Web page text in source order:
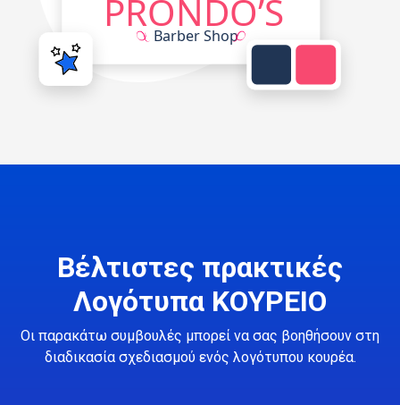
Βέλτιστες πρακτικές
Λογότυπα ΚΟΥΡΕΙΟ
Οι παρακάτω συμβουλές μπορεί να σας βοηθήσουν στη
διαδικασία σχεδιασμού ενός λογότυπου κουρέα.